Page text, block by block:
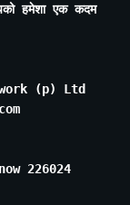
हमेशा एक कदम
(p) Ltd
226024